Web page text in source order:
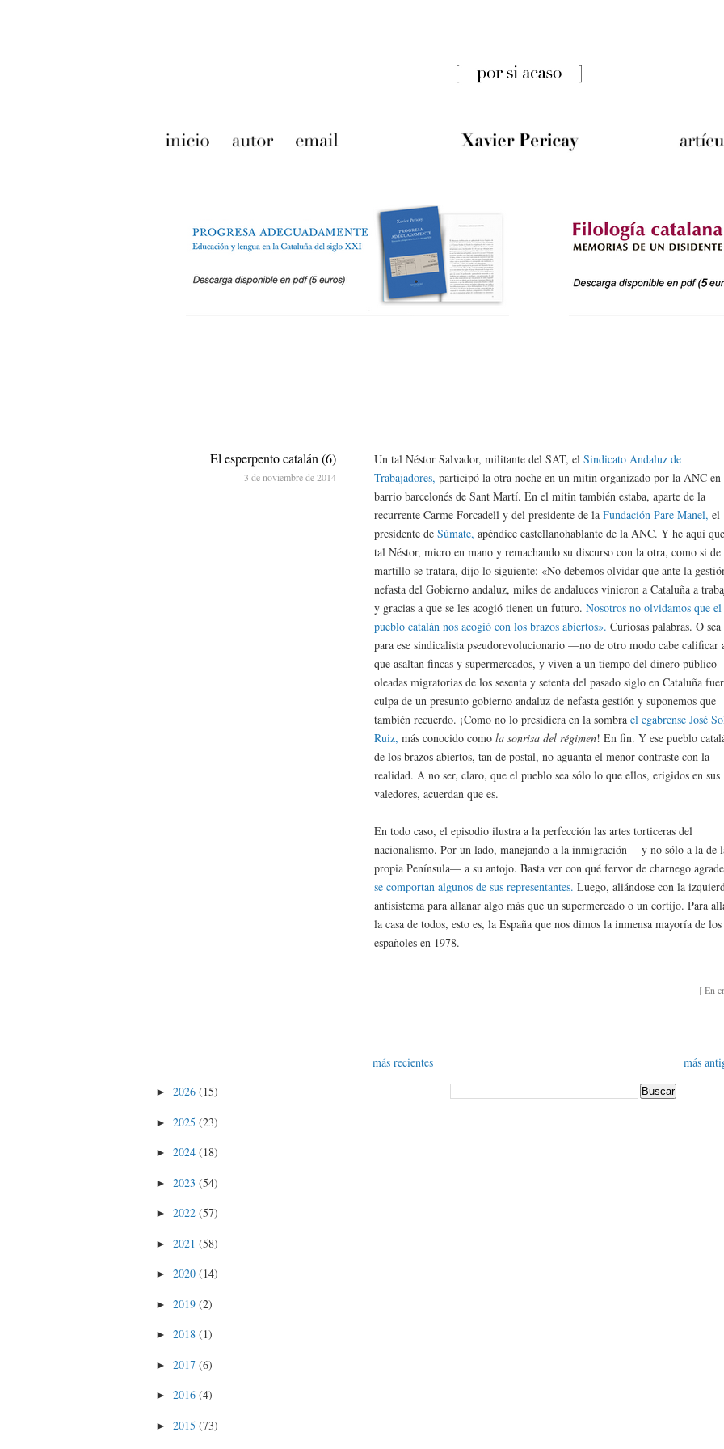
Un tal Néstor Salvador, militante del SAT, elSindicato Andaluz de
Trabajadores, participó la otra noche en un mitin organizado por la ANC en
barrio barcelonés de Sant Martí. En el mitin también estaba, aparte de la
recurrente Carme Forcadell y del presidente de laFundación Pare Manel, el
presidente deSúmate, apéndice castellanohablante de la ANC. Y he aquí
tal Néstor, micro en mano y remachando su discurso con la otra, como si de
martillo se tratara, dijo lo siguiente: «No debemos olvidar que ante la
nefasta del Gobierno andaluz, miles de andaluces vinieron a Cataluña a
y gracias a que se les acogió tienen un futuro.Nosotros no olvidamos que el
pueblo catalán nos acogió con los brazos abiertos». Curiosas palabras. O sea
para ese sindicalista pseudorevolucionario —no de otro modo cabe calificar
que asaltan fincas y supermercados, y viven a un tiempo del dinero
oleadas migratorias de los sesenta y setenta del pasado siglo en Cataluña
culpa de un presunto gobierno andaluz de nefasta gestión y suponemos que
también recuerdo. ¡Como no lo presidiera en la sombrael egabrense José
Ruiz, más conocido comola sonrisa del régimen! En fin. Y ese pueblo
de los brazos abiertos, tan de postal, no aguanta el menor contraste con la
realidad. A no ser, claro, que el pueblo sea sólo lo que ellos, erigidos en sus
valedores, acuerdan que es.
En todo caso, el episodio ilustra a la perfección las artes torticeras del
nacionalismo. Por un lado, manejando a la inmigración —y no sólo a la de
propia Península— a su antojo. Basta ver con qué fervor de charnego
se comportan algunos de sus representantes. Luego, aliándose con la
antisistema para allanar algo más que un supermercado o un cortijo. Para
la casa de todos, esto es, la España que nos dimos la inmensa mayoría de los
españoles en 1978.
[En
El esperpento catalán (6)
3 de noviembre de 2014
más recientes más
►2026(15)
►2025(23)
►2024(18)
►2023(54)
►2022(57)
►2021(58)
►2020(14)
►2019(2)
►2018(1)
►2017(6)
►2016(4)
►2015(73)